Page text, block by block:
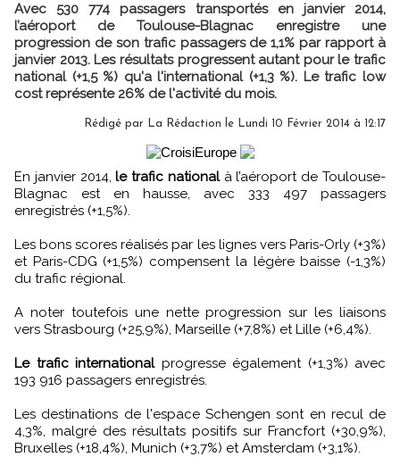
Avec 530 774 passagers transportés en janvier 2014,
l’aéroport de Toulouse-Blagnac enregistre une
progression de son trafic passagers de 1,1% par rapport à
janvier 2013. Les résultats progressent autant pour le trafic
national (+1,5 %) qu'a l'international (+1,3 %). Le trafic low
cost représente 26% de l'activité du mois.
Rédigé par La Rédaction le Lundi 10 Février 2014 à 12:17
En janvier 2014,le trafic nationalà l’aéroport de Toulouse-
Blagnac est en hausse, avec 333 497 passagers
enregistrés (+1,5%).
Les bons scores réalisés par les lignes vers Paris-Orly (+3%)
et Paris-CDG (+1,5%) compensent la légère baisse (-1,3%)
du trafic régional.
A noter toutefois une nette progression sur les liaisons
vers Strasbourg (+25,9%), Marseille (+7,8%) et Lille (+6,4%).
Le trafic internationalprogresse également (+1,3%) avec
193 916 passagers enregistrés.
Les destinations de l'espace Schengen sont en recul de
4,3%, malgré des résultats positifs sur Francfort (+30,9%),
Bruxelles (+18,4%), Munich (+3,7%) et Amsterdam (+3,1%).